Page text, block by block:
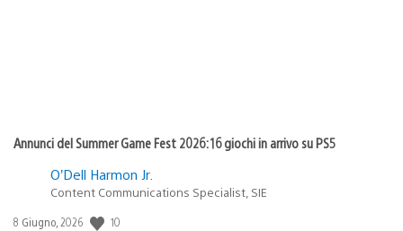
Annunci del Summer Game Fest 2026: 16 giochi in arrivo su PS5
O’Dell Harmon Jr.
Content Communications Specialist, SIE
Data
8 Giugno, 2026 10